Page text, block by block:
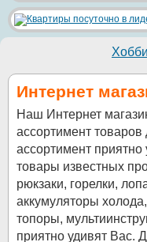
Интернет
Наш Интернет
ассортимент
ассортимент
товары известных
рюкзаки, горелки,
аккумуляторы
топоры,
приятно удивят Вас.